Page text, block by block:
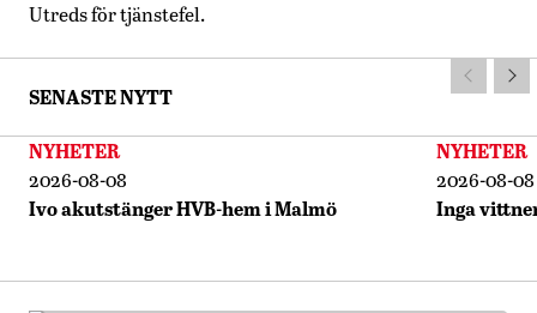
Utreds för tjänstefel.
SENASTE NYTT
NYHETER
2026-08-08
Ivo akutstänger HVB-hem i Malmö
NYHETER
2026-08-08
Inga